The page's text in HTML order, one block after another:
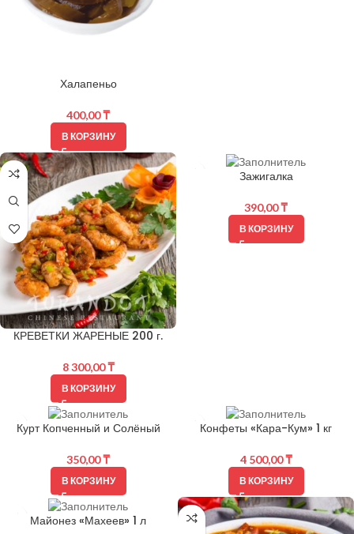
Халапеньо
400,00₸
В КОРЗИНУ
КРЕВЕТКИ ЖАРЕНЫЕ 200 г.
8 300,00₸
В КОРЗИНУ
Зажигалка
390,00₸
В КОРЗИНУ
Курт Копченный и Солёный
350,00₸
В КОРЗИНУ
Конфеты «Кара-Кум» 1 кг
4 500,00₸
В КОРЗИНУ
Майонез «Махеев» 1 л